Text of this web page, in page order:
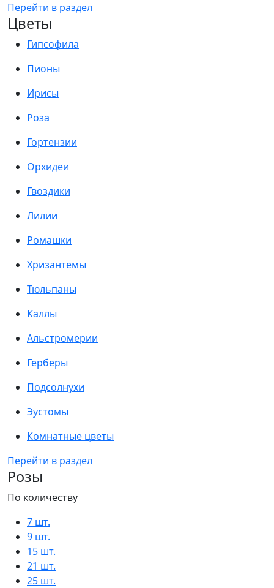
Перейти в раздел
Цветы
Гипсофила
Пионы
Ирисы
Роза
Гортензии
Орхидеи
Гвоздики
Лилии
Ромашки
Хризантемы
Тюльпаны
Каллы
Альстромерии
Герберы
Подсолнухи
Эустомы
Комнатные цветы
Перейти в раздел
Розы
По количеству
7 шт.
9 шт.
15 шт.
21 шт.
25 шт.